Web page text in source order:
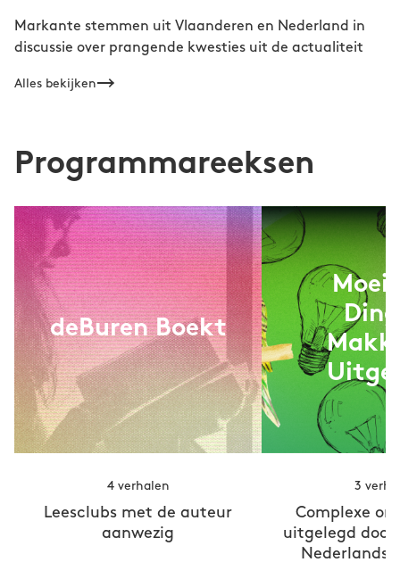
Markante stemmen uit Vlaanderen en Nederland in
discussie over prangende kwesties uit de actualiteit
Alles bekijken
Programmareeksen
deBuren Boekt
4 verhalen
Leesclubs met de auteur
aanwezig
3
Complexe
uitgelegd door